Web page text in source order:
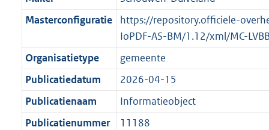
n
f
r
m
a
a
t
e
k
n
d
t
t
e
:
1
K
b
Masterconfiguratie
https://repository.officiele-
IoPDF-AS-BM/1.12/xml/MC-
Organisatietype
gemeente
Publicatiedatum
2026-04-15
Publicatienaam
Informatieobject
Publicatienummer
11188